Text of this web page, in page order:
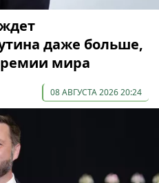
даже больше,
мира
08 АВГУСТА 2026 20:24